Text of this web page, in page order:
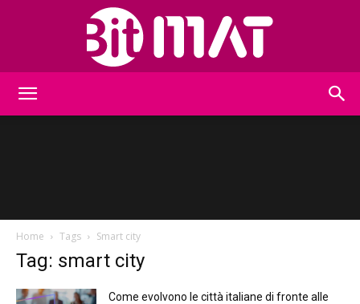
Home Tags Smart city
Tag: smart city
Come evolvono le città italiane di fronte alle